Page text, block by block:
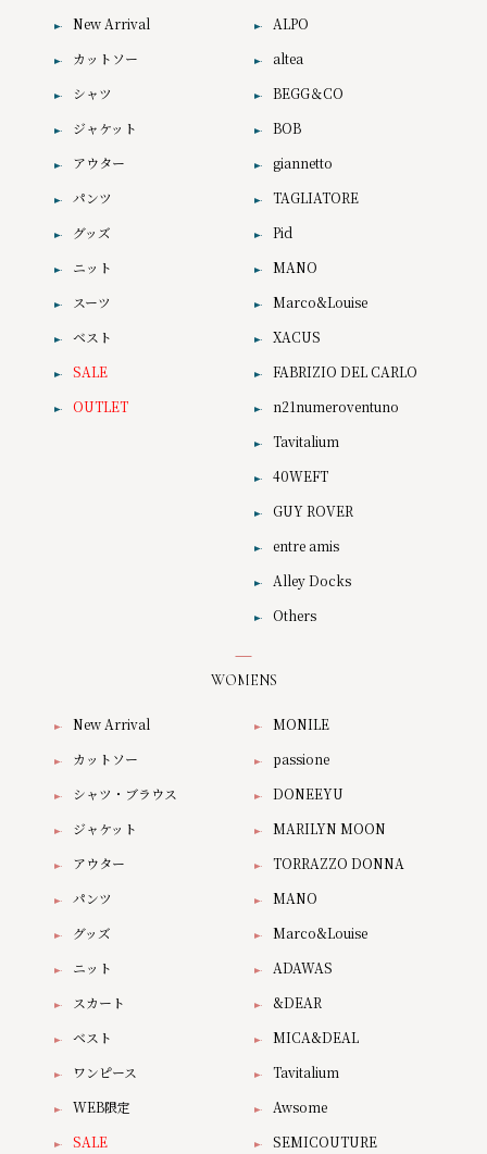
New Arrival
カットソー
シャツ
ジャケット
アウター
パンツ
グッズ
ニット
スーツ
ベスト
SALE
OUTLET
ALPO
altea
BEGG＆CO
BOB
giannetto
TAGLIATORE
Pid
MANO
Marco&Louise
XACUS
FABRIZIO DEL CARLO
n21numeroventuno
Tavitalium
40WEFT
GUY ROVER
entre amis
Alley Docks
Others
WOMENS
New Arrival
カットソー
シャツ・ブラウス
ジャケット
アウター
パンツ
グッズ
ニット
スカート
ベスト
ワンピース
WEB限定
SALE
MONILE
passione
DONEEYU
MARILYN MOON
TORRAZZO DONNA
MANO
Marco&Louise
ADAWAS
&DEAR
MICA&DEAL
Tavitalium
Awsome
SEMICOUTURE